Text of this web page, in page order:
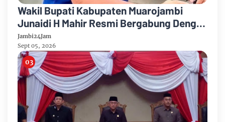
Wakil Bupati Kabupaten Muarojambi
Junaidi H Mahir Resmi Bergabung Dengan
Partai Demikrat
Jambi24Jam
Sept 05, 2026